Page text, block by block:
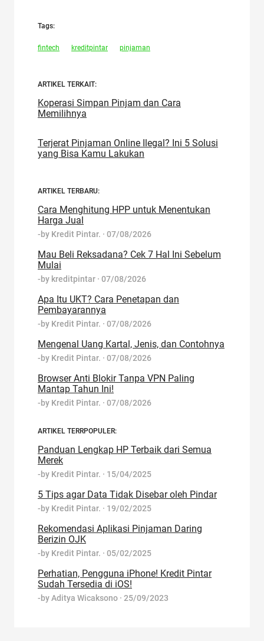
Tags:
fintech kreditpintar pinjaman
ARTIKEL TERKAIT:
Koperasi Simpan Pinjam dan Cara
Memilihnya
Terjerat Pinjaman Online Ilegal? Ini 5 Solusi
yang Bisa Kamu Lakukan
ARTIKEL TERBARU:
Cara Menghitung HPP untuk Menentukan
Harga Jual
-by Kredit Pintar. · 07/08/2026
Mau Beli Reksadana? Cek 7 Hal Ini Sebelum
Mulai
-by kreditpintar · 07/08/2026
Apa Itu UKT? Cara Penetapan dan
Pembayarannya
-by Kredit Pintar. · 07/08/2026
Mengenal Uang Kartal, Jenis, dan Contohnya
-by Kredit Pintar. · 07/08/2026
Browser Anti Blokir Tanpa VPN Paling
Mantap Tahun Ini!
-by Kredit Pintar. · 07/08/2026
ARTIKEL TERRPOPULER:
Panduan Lengkap HP Terbaik dari Semua
Merek
-by Kredit Pintar. · 15/04/2025
5 Tips agar Data Tidak Disebar oleh Pindar
-by Kredit Pintar. · 19/02/2025
Rekomendasi Aplikasi Pinjaman Daring
Berizin OJK
-by Kredit Pintar. · 05/02/2025
Perhatian, Pengguna iPhone! Kredit Pintar
Sudah Tersedia di iOS!
-byAditya Wicaksono · 25/09/2023